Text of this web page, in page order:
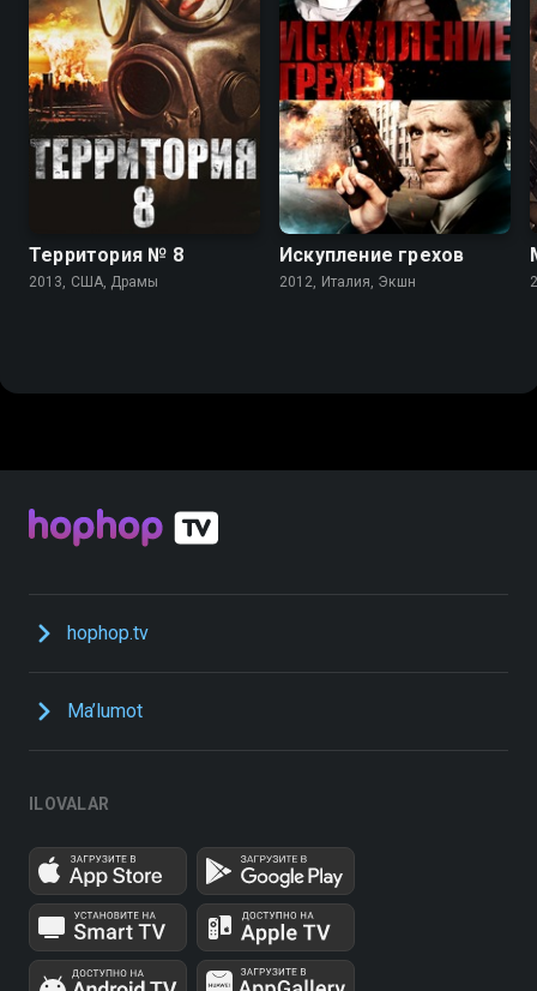
Территория № 8
2013, США, Драмы
3.2 2.3
Искупление грехов
2012, Италия, Экшн
hophop.tv
Ma’lumot
ILOVALAR